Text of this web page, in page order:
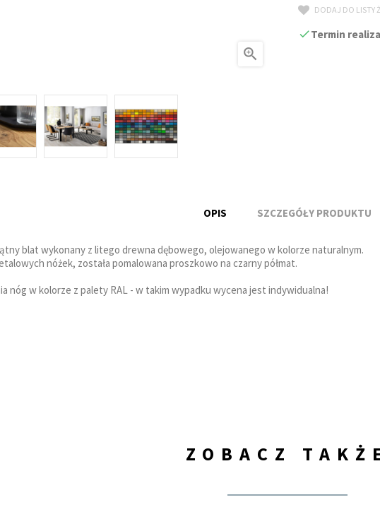

DODAJ DO LISTY
Termin
OPIS SZCZEGÓŁY PRODUKTU
blat wykonany z litego drewna dębowego, olejowanego w kolorze naturalnym.
nóżek, została pomalowana proszkowo na czarny półmat.
nóg w kolorze z palety RAL - w takim wypadku wycena jest indywidualna!
ZOBACZ